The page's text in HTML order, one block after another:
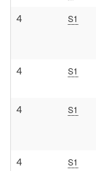
4 S1
4 S1
4 S1
4 S1